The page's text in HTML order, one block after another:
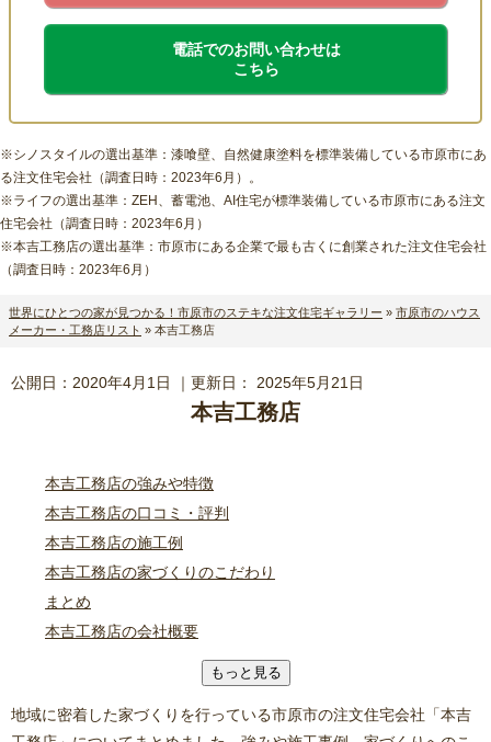
電話でのお問い合わせは
こちら
※シノスタイルの選出基準：漆喰壁、自然健康塗料を標準装備している市原市にあ
る注文住宅会社（調査日時：2023年6月）。
※ライフの選出基準：ZEH、蓄電池、AI住宅が標準装備している市原市にある注文
住宅会社（調査日時：2023年6月）
※本吉工務店の選出基準：市原市にある企業で最も古くに創業された注文住宅会社
（調査日時：2023年6月）
世界にひとつの家が見つかる！市原市のステキな注文住宅ギャラリー » 市原市のハウス
メーカー・工務店リスト » 本吉工務店
公開日： 2020年4月1日 ｜更新日： 2025年5月21日
本吉工務店
本吉工務店の強みや特徴
本吉工務店の口コミ・評判
本吉工務店の施工例
本吉工務店の家づくりのこだわり
まとめ
本吉工務店の会社概要
もっと見る
地域に密着した家づくりを行っている市原市の注文住宅会社「本吉